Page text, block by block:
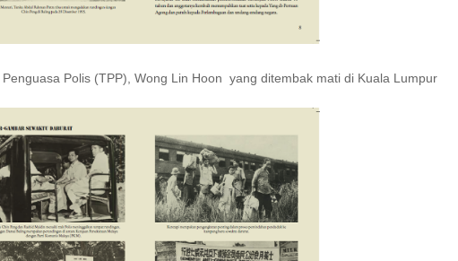
Polis (TPP), Wong Lin Hoon yang ditembak mati di Kuala Lumpur